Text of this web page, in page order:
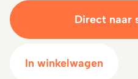
In winkelwagen